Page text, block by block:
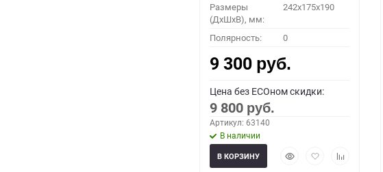
Размеры
(ДхШхВ), мм:
242x175x190
Полярность: 0
9 300 руб.
Цена без ECOном скидки:
9 800 руб.
Артикул: 63140
В наличии
БыстрыйДобавитьДобавить
В КОРЗИНУ